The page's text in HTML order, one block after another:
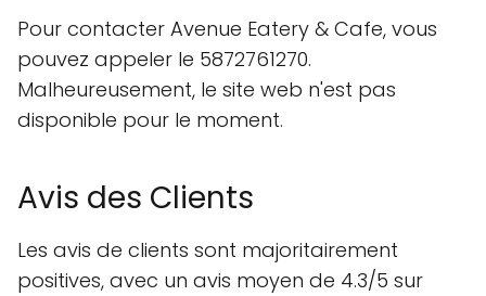
Pour contacter Avenue Eatery & Cafe, vous
pouvez appeler le 5872761270.
Malheureusement, le site web n'est pas
disponible pour le moment.
Avis des Clients
Les avis de clients sont majoritairement
positives, avec un avis moyen de 4.3/5 sur